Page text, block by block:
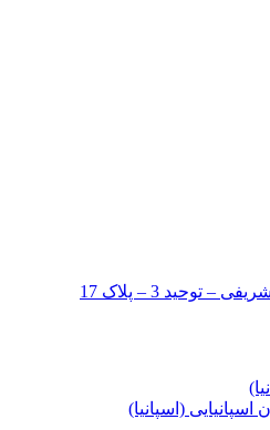
3 – پلاک 17
(اسپانیا)